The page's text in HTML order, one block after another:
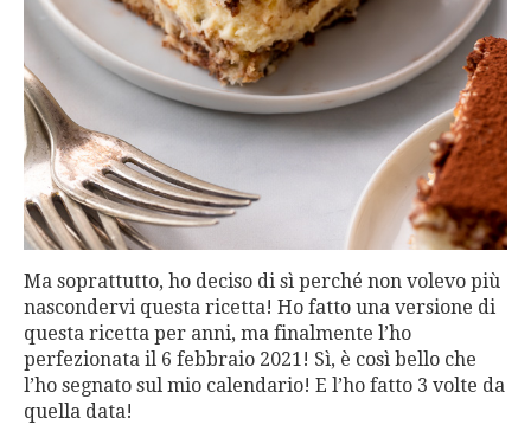
Ma soprattutto, ho deciso di sì perché non volevo più
nascondervi questa ricetta! Ho fatto una versione di
questa ricetta per anni, ma finalmente l’ho
perfezionata il 6 febbraio 2021! Sì, è così bello che
l’ho segnato sul mio calendario! E l’ho fatto 3 volte da
quella data!